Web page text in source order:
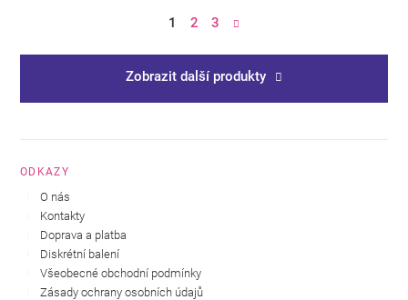
1 2 3
Zobrazit další produkty
ODKAZY
O nás
Kontakty
Doprava a platba
Diskrétní balení
Všeobecné obchodní podmínky
Zásady ochrany osobních údajů